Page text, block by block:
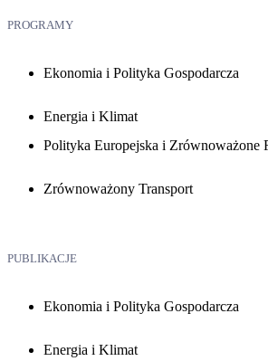
PROGRAMY
Ekonomia i Polityka Gospodarcza
Energia i Klimat
Polityka Europejska i Zrównoważone
Zrównoważony Transport
PUBLIKACJE
Ekonomia i Polityka Gospodarcza
Energia i Klimat